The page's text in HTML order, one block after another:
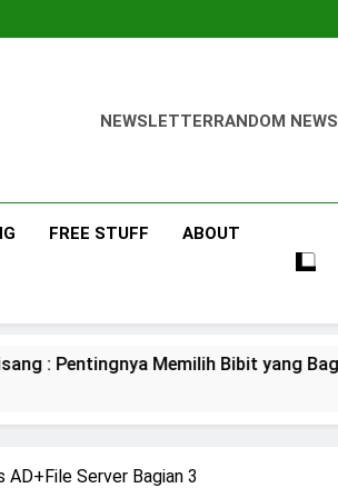
NEWSLETTERRANDOM NEWS
FREE STUFF ABOUT
Memilih Bibit yang Bagus
Server Bagian 3